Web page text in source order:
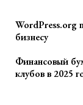
WordPress.org
бизнесу
Финансовый
клубов в 2025